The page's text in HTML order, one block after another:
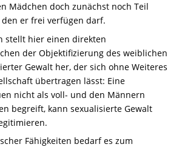
Mädchen doch zunächst noch Teil
den er frei verfügen darf.
stellt hier einen direkten
der Objektifizierung des weiblichen
Gewalt her, der sich ohne Weiteres
übertragen lässt: Eine
nicht als voll- und den Männern
begreift, kann sexualisierte Gewalt
Fähigkeiten bedarf es zum